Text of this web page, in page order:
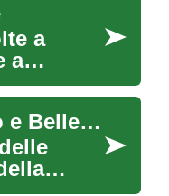
a
a
Trattamenti Laser per la Pelle: Ringiovanimento e Bellezza